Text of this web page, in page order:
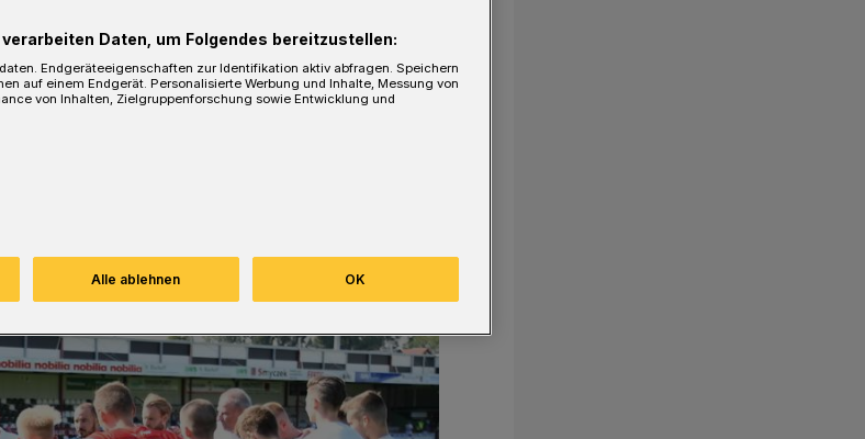
Daten, um Folgendes bereitzustellen:
Endgeräteeigenschaften zur Identifikation aktiv abfragen. Speichern
auf einem Endgerät. Personalisierte Werbung und Inhalte, Messung von
von Inhalten, Zielgruppenforschung sowie Entwicklung und
Alle ablehnen OK